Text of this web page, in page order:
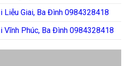
Liễu Giai, Ba Đình 0984328418
Vĩnh Phúc, Ba Đình 0984328418